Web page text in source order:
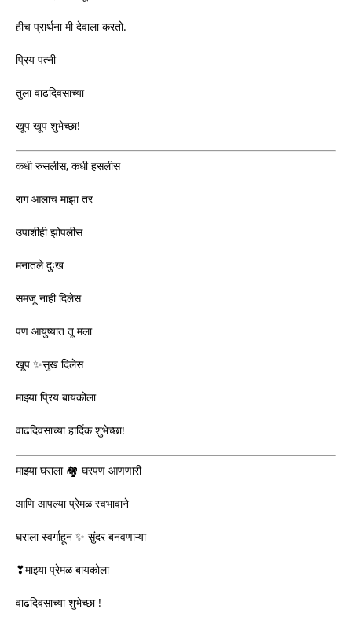
हीच प्रार्थना मी देवाला करतो.
प्रिय पत्नी
तुला वाढदिवसाच्या
खूप खूप शुभेच्छा!
कधी रुसलीस, कधी हसलीस
राग आलाच माझा तर
उपाशीही झोपलीस
मनातले दुःख
समजू नाही दिलेस
पण आयुष्यात तू मला
खूप ✨सुख दिलेस
माझ्या प्रिय बायकोला
वाढदिवसाच्या हार्दिक शुभेच्छा!
माझ्या घराला 🏘️ घरपण आणणारी
आणि आपल्या प्रेमळ स्वभावाने
घराला स्वर्गाहून ✨ सुंदर बनवणाऱ्या
❣माझ्या प्रेमळ बायकोला
वाढदिवसाच्या शुभेच्छा !